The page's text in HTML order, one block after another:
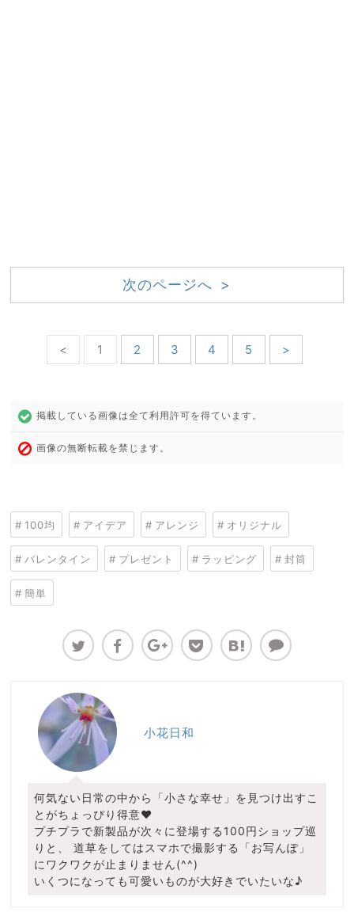
次のページへ >
< 1 2 3 4 5 >
掲載している画像は全て利用許可を得ています。
画像の無断転載を禁じます。
100均 アイデア アレンジ オリジナル
バレンタイン プレゼント ラッピング 封筒
簡単
小花日和
何気ない日常の中から「小さな幸せ」を見つけ出すこ
とがちょっぴり得意♥
プチプラで新製品が次々に登場する100円ショップ巡
りと、 道草をしてはスマホで撮影する「お写んぽ」
にワクワクが止まりません(^^)
いくつになっても可愛いものが大好きでいたいな♪